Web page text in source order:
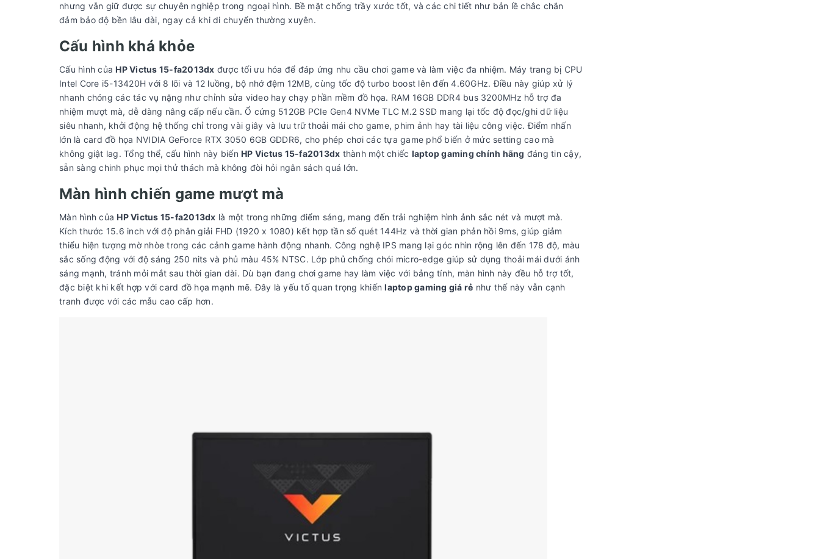
nhưng vẫn giữ được sự chuyên nghiệp trong ngoại hình. Bề mặt chống trầy xước tốt, và các chi tiết như bản lề chắc chắn
đảm bảo độ bền lâu dài, ngay cả khi di chuyển thường xuyên.
Cấu hình khá khỏe
Cấu hình củaHP Victus 15-fa2013dx được tối ưu hóa để đáp ứng nhu cầu chơi game và làm việc đa nhiệm. Máy trang bị CPU
Intel Core i5-13420H với 8 lõi và 12 luồng, bộ nhớ đệm 12MB, cùng tốc độ turbo boost lên đến 4.60GHz. Điều này giúp xử lý
nhanh chóng các tác vụ nặng như chỉnh sửa video hay chạy phần mềm đồ họa. RAM 16GB DDR4 bus 3200MHz hỗ trợ đa
nhiệm mượt mà, dễ dàng nâng cấp nếu cần. Ổ cứng 512GB PCIe Gen4 NVMe TLC M.2 SSD mang lại tốc độ đọc/ghi dữ liệu
siêu nhanh, khởi động hệ thống chỉ trong vài giây và lưu trữ thoải mái cho game, phim ảnh hay tài liệu công việc. Điểm nhấn
lớn là card đồ họa NVIDIA GeForce RTX 3050 6GB GDDR6, cho phép chơi các tựa game phổ biến ở mức setting cao mà
không giật lag. Tổng thể, cấu hình này biến HP Victus 15-fa2013dx thành một chiếc laptop gaming chính hãng đáng tin cậy,
sẵn sàng chinh phục mọi thử thách mà không đòi hỏi ngân sách quá lớn.
Màn hình chiến game mượt mà
Màn hình củaHP Victus 15-fa2013dx là một trong những điểm sáng, mang đến trải nghiệm hình ảnh sắc nét và mượt mà.
Kích thước 15.6 inch với độ phân giải FHD (1920 x 1080) kết hợp tần số quét 144Hz và thời gian phản hồi 9ms, giúp giảm
thiểu hiện tượng mờ nhòe trong các cảnh game hành động nhanh. Công nghệ IPS mang lại góc nhìn rộng lên đến 178 độ, màu
sắc sống động với độ sáng 250 nits và phủ màu 45% NTSC. Lớp phủ chống chói micro-edge giúp sử dụng thoải mái dưới ánh
sáng mạnh, tránh mỏi mắt sau thời gian dài. Dù bạn đang chơi game hay làm việc với bảng tính, màn hình này đều hỗ trợ tốt,
đặc biệt khi kết hợp với card đồ họa mạnh mẽ. Đây là yếu tố quan trọng khiếnlaptop gaming giá rẻ như thế này vẫn cạnh
tranh được với các mẫu cao cấp hơn.